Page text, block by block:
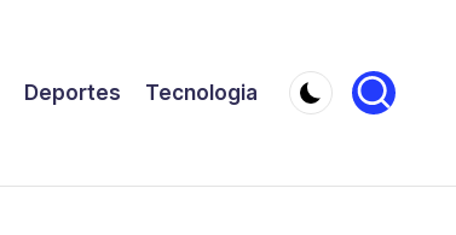
Deportes Tecnologia